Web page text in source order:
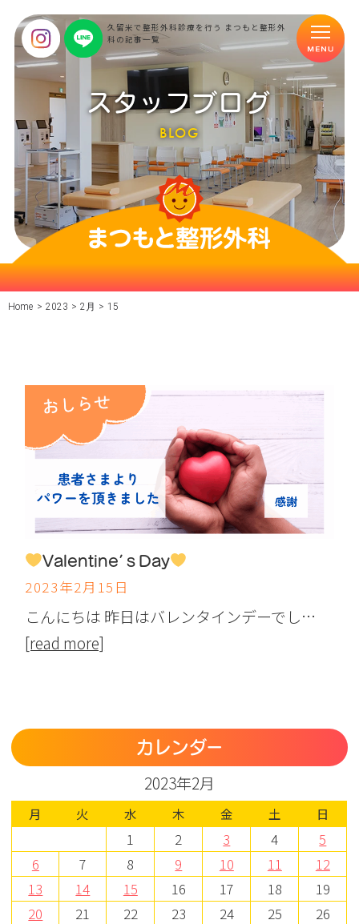
久留米で整形外科診療を行う まつもと整形外
科の記事一覧
スタッフブログ
BLOG
Home > 2023 > 2月 > 15
Valentine’ｓDay
2023年2月15日
こんにちは 昨日はバレンタインデーでし…
[read more]
カレンダー
2023年2月
月 火 水 木 金 土 日
1 2 3 4
5
6
7 8 9 10 11
12
13
14 15 16 17 18
19
20
21 22 23 24 25
26